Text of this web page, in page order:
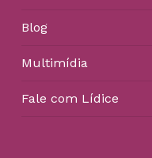
Blog
Multimídia
Fale com Lídice